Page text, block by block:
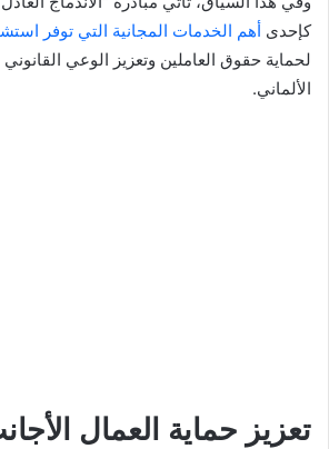
كإحدى أهم الخدمات المجانية التي توفر
لحماية حقوق العاملين وتعزيز الوعي
الألماني.
تعزيز حماية العمال